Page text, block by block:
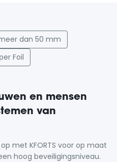
dan 50 mm
Foil
en mensen
van
met KFORTS voor op maat
hoog beveiligingsniveau.